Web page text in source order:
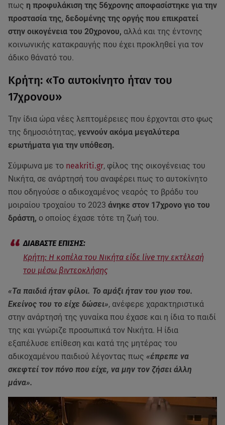
πως η προφυλάκιση της 56χρονης αποφασίστηκε για την
προστασία της, δεδομένης της οργής που επικρατεί
στην οικογένεια του 20χρονου, αλλά και της έντονης
κοινωνικής κατακραυγής που έχει προκληθεί για τον
άδικο θάνατό του.
Κρήτη: «Το αυτοκίνητο ήταν του
17χρονου»
Την ίδια ώρα νέες λεπτομέρειες που έρχονται στο φως
της δημοσιότητας, γεννούν ακόμα μεγαλύτερα
ερωτήματα για την υπόθεση.
Σύμφωνα με το neakriti.gr, φίλος της οικογένειας του
Νικήτα, σε ανάρτησή του αναφέρει πως το αυτοκίνητο
που οδηγούσε ο αδικοχαμένος νεαρός το βράδυ του
μοιραίου τροχαίου το 2023 άνηκε στον 17χρονο γιο του
δράστη, ο οποίος έχασε τότε τη ζωή του.
Κρήτη: Η κοπέλα του Νικήτα είδε live την εκτέλεσή
του μέσω βιντεοκλήσης
«Τα παιδιά ήταν φίλοι. Το αμάξι ήταν του γιου του.
Εκείνος του το είχε δώσει», ανέφερε χαρακτηριστικά
στην ανάρτησή της γυναίκα που έχασε και η ίδια το παιδί
της και γνώριζε προσωπικά τον Νικήτα. Η ίδια
εξαπέλυσε επίθεση και κατά της μητέρας του
αδικοχαμένου παιδιού λέγοντας πως «έπρεπε να
σκεφτεί τον πόνο που είχε, να μην τον ζήσει άλλη
μάνα».